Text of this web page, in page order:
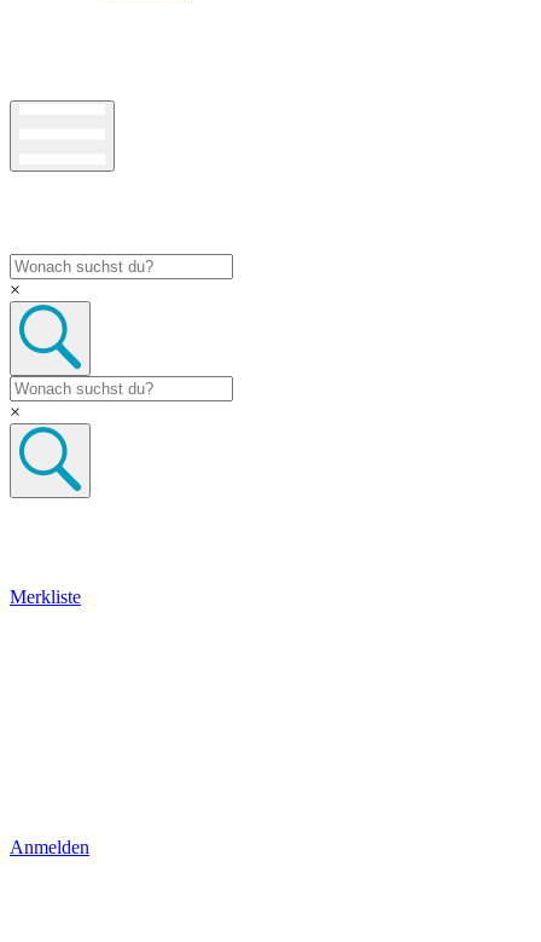
×
×
Merkliste
Anmelden